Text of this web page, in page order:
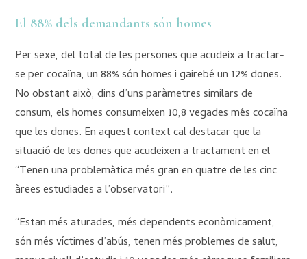
El 88% dels demandants són homes
Per sexe, del total de les persones que acudeix a tractar-
se per cocaïna, un 88% són homes i gairebé un 12% dones.
No obstant això, dins d’uns paràmetres similars de
consum, els homes consumeixen 10,8 vegades més cocaïna
que les dones. En aquest context cal destacar que la
situació de les dones que acudeixen a tractament en el
“Tenen una problemàtica més gran en quatre de les cinc
àrees estudiades a l’observatori”.
“Estan més aturades, més dependents econòmicament,
són més víctimes d’abús, tenen més problemes de salut,